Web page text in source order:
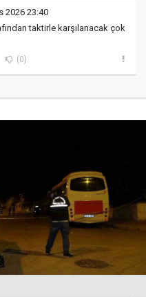
2026 23:40
taktirle karşılanacak çok
(0)